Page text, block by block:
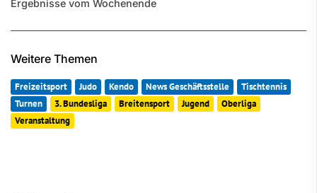
Ergebnisse vom Wochenende
Weitere Themen
Freizeitsport Judo Kendo News Geschäftsstelle
Tischtennis
Turnen
3. Bundesliga Breitensport Jugend
Oberliga
Veranstaltung